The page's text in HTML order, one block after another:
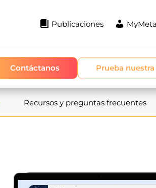
Publicaciones
Contáctanos Prueba
Recursos y preguntas frecuentes